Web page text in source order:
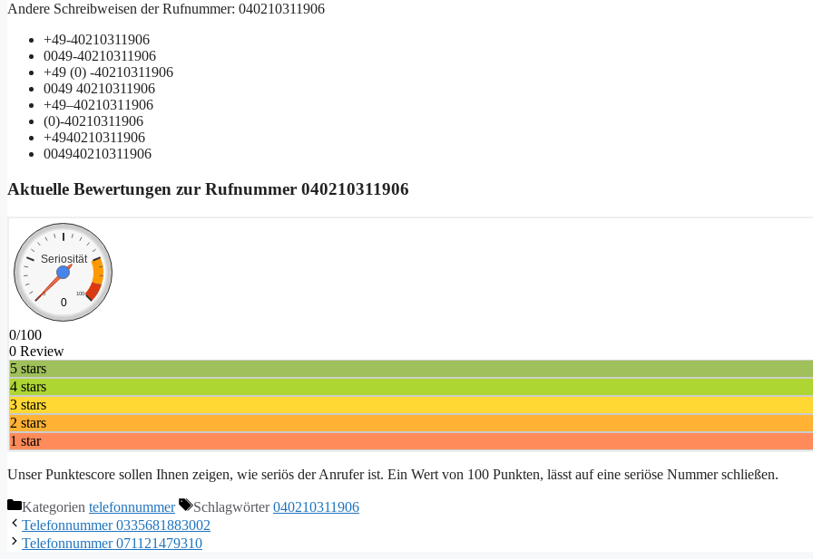
Andere Schreibweisen der Rufnummer: 040210311906
+49-40210311906
0049-40210311906
+49 (0) -40210311906
0049 40210311906
+49–40210311906
(0)-40210311906
+4940210311906
004940210311906
Aktuelle Bewertungen zur Rufnummer 040210311906
Seriosität
0 100
0
0/100
0 Review
5 stars
4 stars
3 stars
2 stars
1 star
Unser Punktescore sollen Ihnen zeigen, wie seriös der Anrufer ist. Ein Wert von 100 Punkten, lässt auf eine seriöse Nummer schließen.
Kategorien telefonnummer Schlagwörter040210311906
Telefonnummer 0335681883002
Telefonnummer 071121479310